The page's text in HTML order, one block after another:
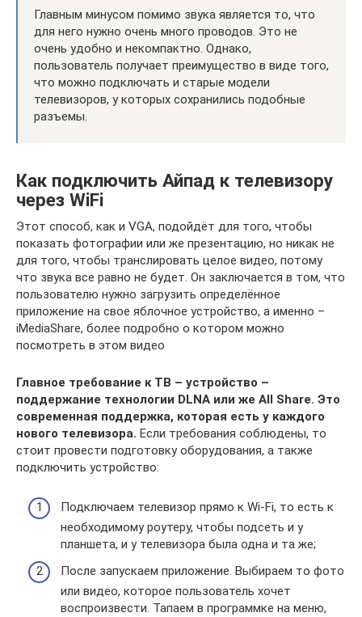
Главным минусом помимо звука является то, что
для него нужно очень много проводов. Это не
очень удобно и некомпактно. Однако,
пользователь получает преимущество в виде того,
что можно подключать и старые модели
телевизоров, у которых сохранились подобные
разъемы.
Как подключить Айпад к телевизору
через WiFi
Этот способ, как и VGA, подойдёт для того, чтобы
показать фотографии или же презентацию, но никак не
для того, чтобы транслировать целое видео, потому
что звука все равно не будет. Он заключается в том, что
пользователю нужно загрузить определённое
приложение на свое яблочное устройство, а именно –
iMediaShare, более подробно о котором можно
посмотреть в этом видео
Главное требование к ТВ – устройство –
поддержание технологии DLNA или же All Share. Это
современная поддержка, которая есть у каждого
нового телевизора. Если требования соблюдены, то
стоит провести подготовку оборудования, а также
подключить устройство:
Подключаем телевизор прямо к Wi-Fi, то есть к
необходимому роутеру, чтобы подсеть и у
планшета, и у телевизора была одна и та же;
После запускаем приложение. Выбираем то фото
или видео, которое пользователь хочет
воспроизвести. Тапаем в программке на меню,